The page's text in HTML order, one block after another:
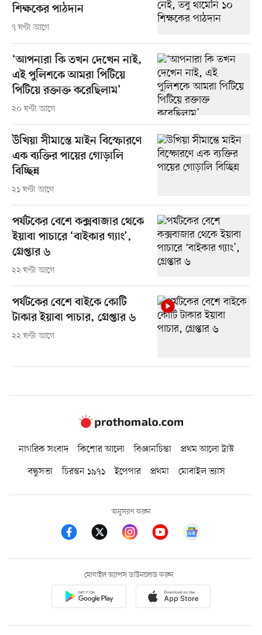
শিক্ষকের পাঠদান
৭ ঘণ্টা আগে
‘আপনারা কি তখন দেখেন নাই,
এই পুলিশকে আমরা পিটিয়ে
পিটিয়ে রক্তাক্ত করেছিলাম’
২০ ঘণ্টা আগে
উখিয়া সীমান্তে মাইন বিস্ফোরণে
এক ব্যক্তির পায়ের গোড়ালি
বিচ্ছিন্ন
২১ ঘণ্টা আগে
পর্যটকের বেশে কক্সবাজার থেকে
ইয়াবা পাচারে ‘বাইকার গ্যাং’,
গ্রেপ্তার ৬
২২ ঘণ্টা আগে
পর্যটকের বেশে বাইকে কোটি
টাকার ইয়াবা পাচার, গ্রেপ্তার ৬
২২ ঘণ্টা আগে
নাগরিক সংবাদ কিশোর আলো বিজ্ঞানচিন্তা
প্রথম আলো ট্রাস্ট
বন্ধুসভা
চিরন্তন ১৯৭১ ইপেপার প্রথমা মোবাইল ভ্যাস
অনুসরণ করুন
মোবাইল অ্যাপস ডাউনলোড করুন